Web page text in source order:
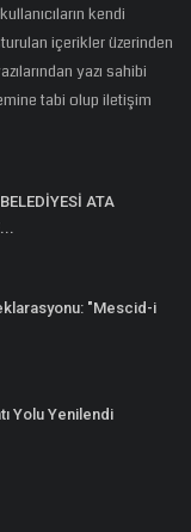
kendi
içerikler üzerinden
yazı sahibi
tabi olup iletişim
ATA
"Mescid-i
Yolu Yenilendi